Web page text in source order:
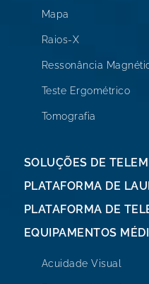
Mapa
Raios-X
Ressonância
Teste Ergométrico
Tomografia
SOLUÇÕES DE
PLATAFORMA DE
PLATAFORMA DE
EQUIPAMENTOS
Acuidade Visual